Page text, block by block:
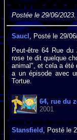
Postée le 29/06/2023.
Saucl , Posté le 29/
Peut-être 64 Rue
rose te dit quelque
animal", et cela a été
a un épisode avec
Tortue.
64, rue du
2001
Stansfield , Posté le